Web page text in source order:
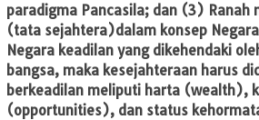
paradigma Pancasila; dan (3) Ranah
(tata sejahtera)dalam konsep
Negara keadilan yang dikehendaki
bangsa, maka kesejahteraan harus
berkeadilan meliputi harta (wealth),
(opportunities), dan status